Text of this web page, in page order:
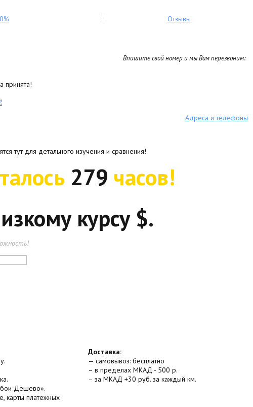
Отзывы
Впишите свой номер и мы Вам перезвоним:
принята!
Адреса и телефоны
тут для детального изучения и сравнения!
279 часов!
курсу $.
Дёшево».
карты платежных
Доставка:
— самовывоз: бесплатно
– в пределах МКАД - 500 р.
– за МКАД +30 руб. за каждый км.